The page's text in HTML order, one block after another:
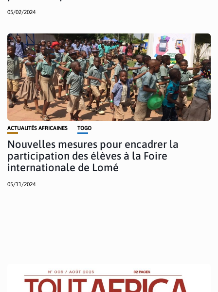
05/02/2024
ACTUALITÉS AFRICAINES TOGO
Nouvelles mesures pour encadrer la
participation des élèves à la Foire
internationale de Lomé
05/11/2024